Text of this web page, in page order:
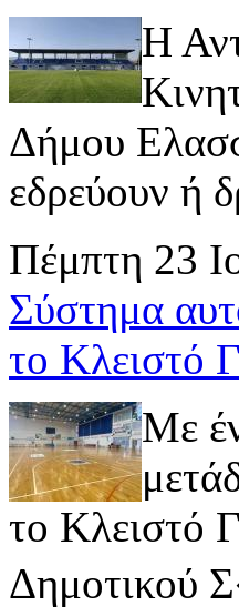
Η
Δήμου
εδρεύουν ή
Πέμπτη 23
Σύστημα
το Κλειστό
Με
το Κλειστό
Δημοτικού